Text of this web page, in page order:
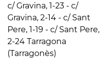
c/ Gravina, 1-23 - c/
Gravina, 2-14 - c/ Sant
Pere, 1-19 - c/ Sant Pere,
2-24 Tarragona
(Tarragonès)